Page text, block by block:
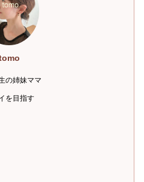
の姉妹ママ
を目指す